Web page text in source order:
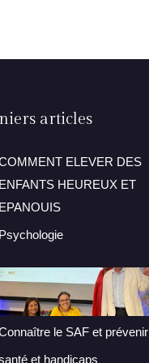
articles
ELEVER DES
ENFANTS HEUREUX ET
EPANOUIS
Psychologie
le SAF et prévenir
et handicaps